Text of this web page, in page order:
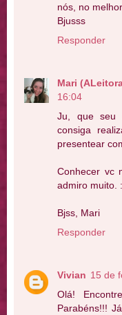
nós, no
Bjusss
Responder
Mari
16:04
Ju, que seu
consiga
presentear
Conhecer vc
admiro muito.
Bjss, Mari
Responder
Vivian 15 de
Olá!
Parabéns!!!